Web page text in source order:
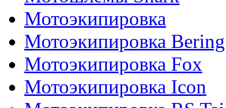
Мотоэкипировка
Мотоэкипировка Bering
Мотоэкипировка Fox
Мотоэкипировка Icon